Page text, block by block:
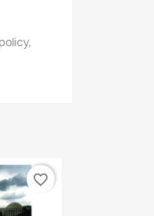
favorite_border